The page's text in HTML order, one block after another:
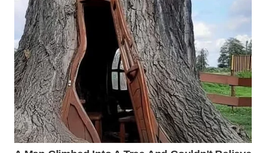
WN
LABUHANBATU
WN
TAPANULI
TENGAH
WN DELI
SERDANG
WN